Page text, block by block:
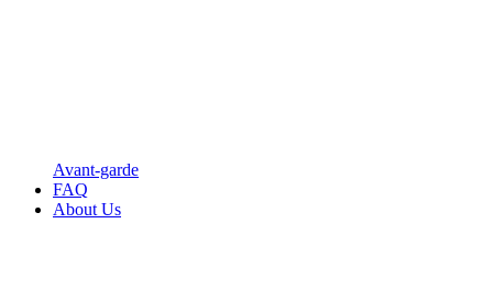
Avant-garde
FAQ
About Us